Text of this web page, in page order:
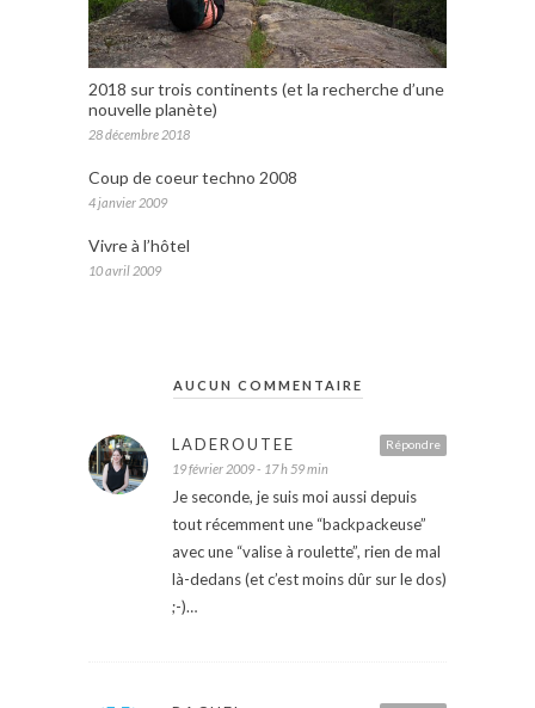
2018 sur trois continents (et la recherche d’une
nouvelle planète)
28 décembre 2018
Coup de coeur techno 2008
4 janvier 2009
Vivre à l’hôtel
10 avril 2009
AUCUN COMMENTAIRE
Répondre
LADEROUTEE
19 février 2009 - 17 h 59 min
Je seconde, je suis moi aussi depuis
tout récemment une “backpackeuse”
avec une “valise à roulette”, rien de mal
là-dedans (et c’est moins dûr sur le dos)
;-)…